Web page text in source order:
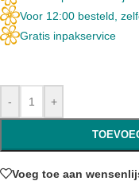
Voor 12:00 besteld,
Gratis inpakservice
- +
Voeg toe aan